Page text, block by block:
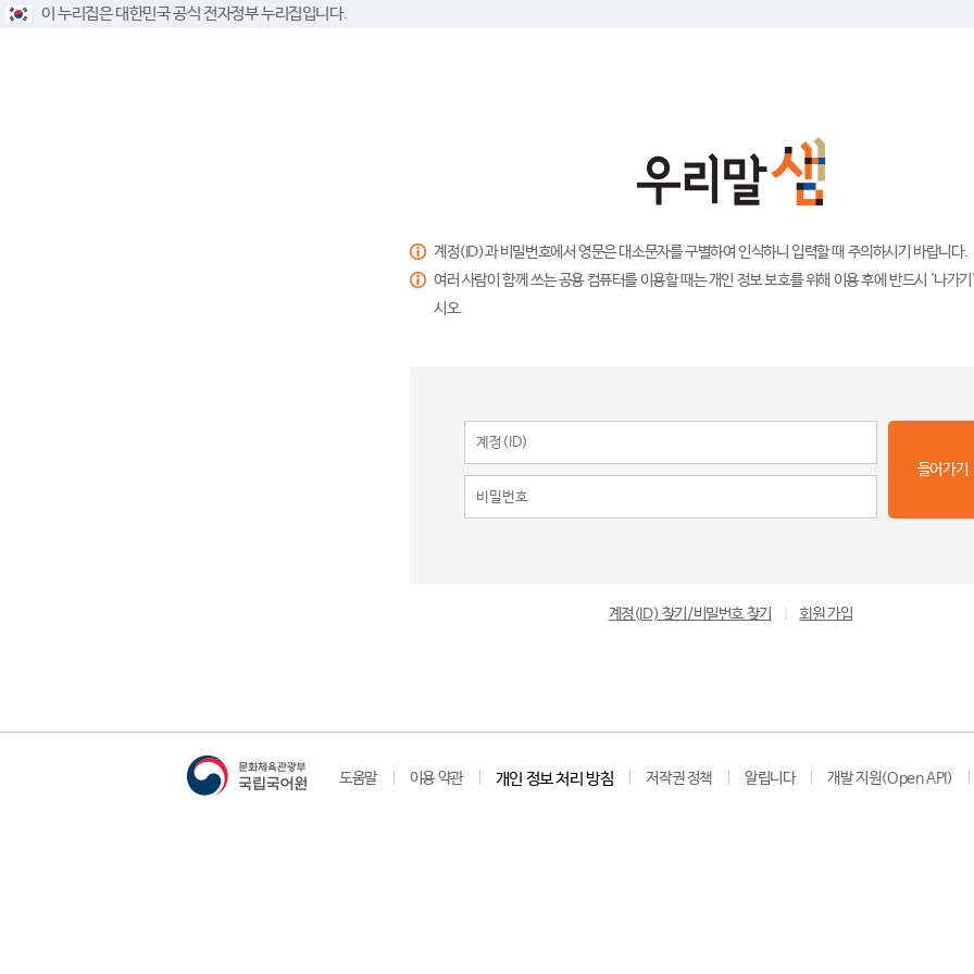
이 누리집은 대한민국 공식 전자정부 누리집입니다.
계정(ID)과 비밀번호에서 영문은 대소문자를 구별하여 인식하니 입력할 때 주의하시기 바랍니다.
여러 사람이 함께 쓰는 공용 컴퓨터를 이용할 때는 개인 정보 보호를 위해 이용 후에 반드시 '나가
시오.
들어가기
계정(ID) 찾기/비밀번호 찾기 회원 가입
도움말 이용 약관 개인 정보 처리 방침 저작권 정책 알립니다 개발 지원(Open API)